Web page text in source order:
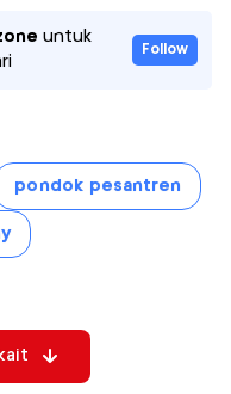
untuk
Follow
pondok pesantren